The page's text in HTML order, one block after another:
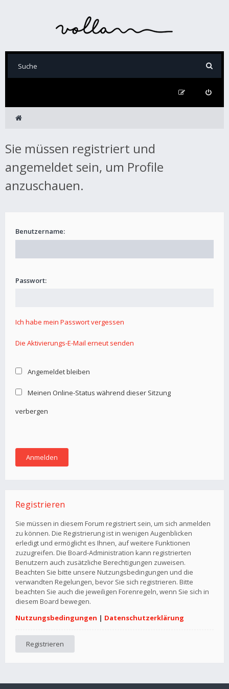
Sie müssen registriert und
angemeldet sein, um Profile
anzuschauen.
Benutzername:
Passwort:
Ich habe mein Passwort vergessen
Die Aktivierungs-E-Mail erneut senden
Angemeldet bleiben
Meinen Online-Status während dieser Sitzung
verbergen
Registrieren
Sie müssen in diesem Forum registriert sein, um sich anmelden
zu können. Die Registrierung ist in wenigen Augenblicken
erledigt und ermöglicht es Ihnen, auf weitere Funktionen
zuzugreifen. Die Board-Administration kann registrierten
Benutzern auch zusätzliche Berechtigungen zuweisen.
Beachten Sie bitte unsere Nutzungsbedingungen und die
verwandten Regelungen, bevor Sie sich registrieren. Bitte
beachten Sie auch die jeweiligen Forenregeln, wenn Sie sich in
diesem Board bewegen.
Nutzungsbedingungen | Datenschutzerklärung
Registrieren